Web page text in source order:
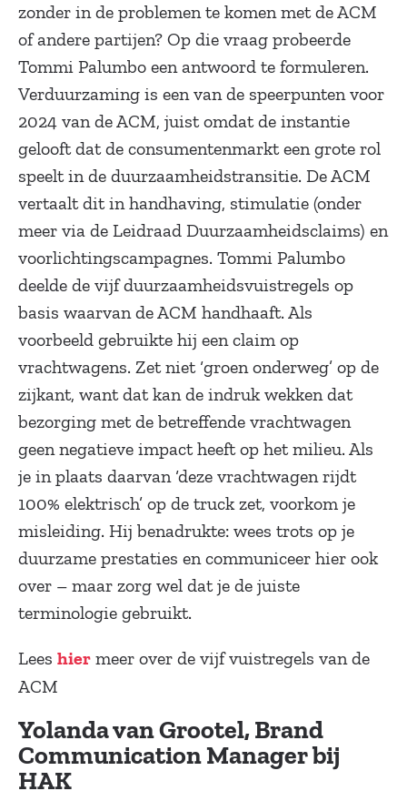
zonder in de problemen te komen met de ACM
of andere partijen? Op die vraag probeerde
Tommi Palumbo een antwoord te formuleren.
Verduurzaming is een van de speerpunten voor
2024 van de ACM, juist omdat de instantie
gelooft dat de consumentenmarkt een grote rol
speelt in de duurzaamheidstransitie. De ACM
vertaalt dit in handhaving, stimulatie (onder
meer via de Leidraad Duurzaamheidsclaims) en
voorlichtingscampagnes. Tommi Palumbo
deelde de vijf duurzaamheidsvuistregels op
basis waarvan de ACM handhaaft. Als
voorbeeld gebruikte hij een claim op
vrachtwagens. Zet niet ‘groen onderweg’ op de
zijkant, want dat kan de indruk wekken dat
bezorging met de betreffende vrachtwagen
geen negatieve impact heeft op het milieu. Als
je in plaats daarvan ‘deze vrachtwagen rijdt
100% elektrisch’ op de truck zet, voorkom je
misleiding. Hij benadrukte: wees trots op je
duurzame prestaties en communiceer hier ook
over – maar zorg wel dat je de juiste
terminologie gebruikt.
Lees hier meer over de vijf vuistregels van de
ACM
Yolanda van Grootel, Brand
Communication Manager bij
HAK